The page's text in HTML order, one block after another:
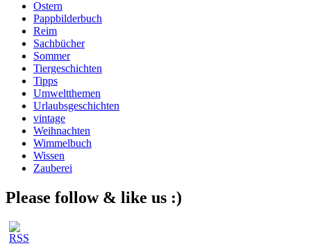
Ostern
Pappbilderbuch
Reim
Sachbücher
Sommer
Tiergeschichten
Tipps
Umweltthemen
Urlaubsgeschichten
vintage
Weihnachten
Wimmelbuch
Wissen
Zauberei
Please follow & like us :)